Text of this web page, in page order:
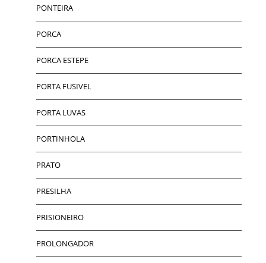
PONTEIRA
PORCA
PORCA ESTEPE
PORTA FUSIVEL
PORTA LUVAS
PORTINHOLA
PRATO
PRESILHA
PRISIONEIRO
PROLONGADOR